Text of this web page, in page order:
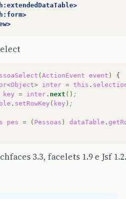
( ActionEvent event )
<Object> inter = this .
key = inter . next () ;
. setRowKey ( key ) ;
pes = ( Pessoas ) dataTable .
3.3, facelets 1.9 e Jsf 1.2.